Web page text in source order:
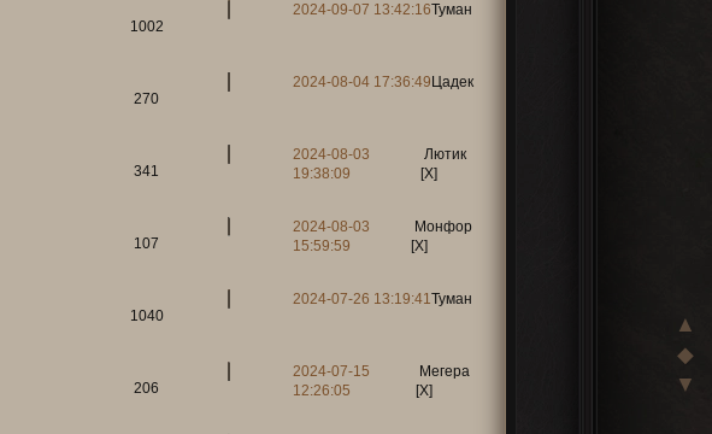
▲
◆
▼
1002
2024-09-07 13:42:16Туман
270
2024-08-04 17:36:49 Цадек
341
2024-08-03
19:38:09
Лютик
[X]
107
2024-08-03
15:59:59
Монфор
[X]
1040
2024-07-26 13:19:41Туман
206
2024-07-15
12:26:05
Мегера
[X]